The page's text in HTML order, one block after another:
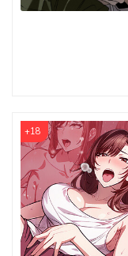
+18